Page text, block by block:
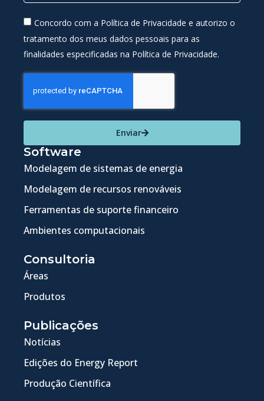
Concordo com a Política de Privacidade e autorizo o
tratamento dos meus dados pessoais para as
finalidades especificadas na Política de Privacidade.
Enviar
Software
Modelagem de sistemas de energia
Modelagem de recursos renováveis
Ferramentas de suporte financeiro
Ambientes computacionais
Consultoria
Áreas
Produtos
Publicações
Notícias
Edições do Energy Report
Produção Científica